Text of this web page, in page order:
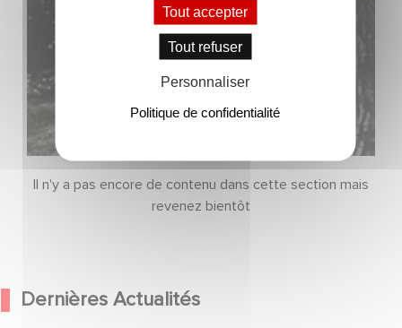
Il n'y a pas encore de contenu dans cette section mais
revenez bientôt
Dernières Actualités
Tout accepter
Tout refuser
Personnaliser
Politique de confidentialité